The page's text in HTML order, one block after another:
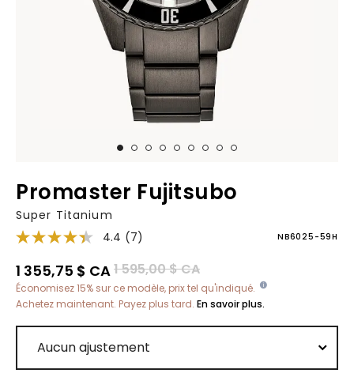
Promaster Fujitsubo
Super Titanium
4.4 (7) NB6025-59H
Prix réduit de
1 595,00 $ CAà
1 355,75 $ CA
Économisez 15% sur ce modèle, prix tel qu'indiqué.
Achetez maintenant. Payez plus tard. En savoir plus.